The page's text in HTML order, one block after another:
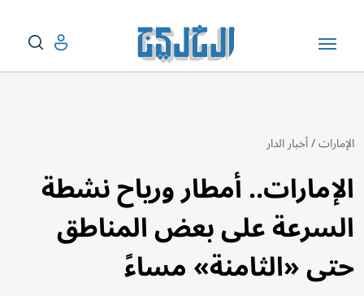
الإمارات/أخبار الدار
الإمارات.. أمطار ورياح نشطة
السرعة على بعض المناطق
حتى «الثامنة» مساءً